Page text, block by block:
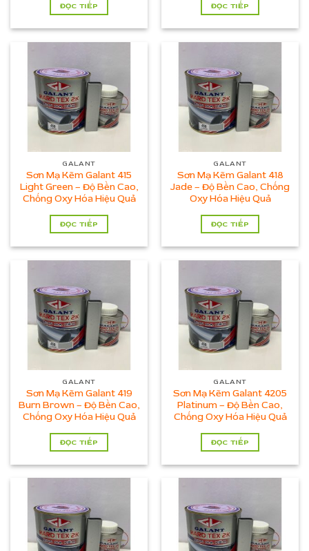
ĐỌC TIẾP ĐỌC TIẾP
GALANT
Sơn Mạ Kẽm Galant 415
Light Green – Độ Bền Cao,
Chống Oxy Hóa Hiệu Quả
ĐỌC TIẾP
GALANT
Sơn Mạ Kẽm Galant 418
Jade – Độ Bền Cao, Chống
Oxy Hóa Hiệu Quả
ĐỌC TIẾP
GALANT
Sơn Mạ Kẽm Galant 419
Burn Brown – Độ Bền Cao,
Chống Oxy Hóa Hiệu Quả
ĐỌC TIẾP
GALANT
Sơn Mạ Kẽm Galant 4205
Platinum – Độ Bền Cao,
Chống Oxy Hóa Hiệu Quả
ĐỌC TIẾP